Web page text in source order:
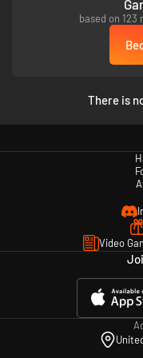
based on 123
There is
Video